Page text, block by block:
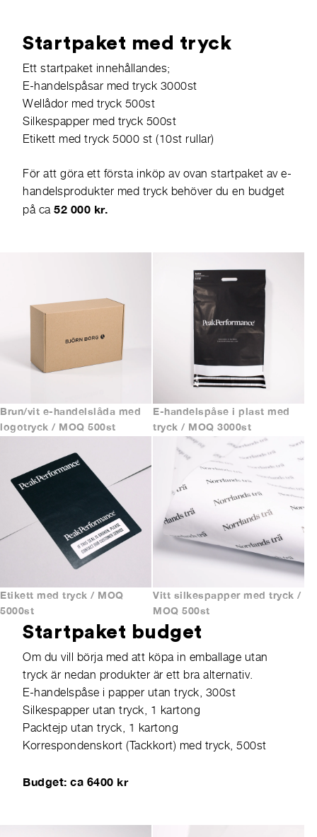
Startpaket med tryck
Ett startpaket innehållandes;
E-handelspåsar med tryck 3000st
Wellådor med tryck 500st
Silkespapper med tryck 500st
Etikett med tryck 5000 st (10st rullar)
För att göra ett första inköp av ovan startpaket av e-
handelsprodukter med tryck behöver du en budget
på ca 52 000 kr.
Brun/vit e-handelslåda med
logotryck / MOQ 500st
E-handelspåse i plast med
tryck / MOQ 3000st
Etikett med tryck / MOQ
5000st
Vitt silkespapper med tryck /
MOQ 500st
Startpaket budget
Om du vill börja med att köpa in emballage utan
tryck är nedan produkter är ett bra alternativ.
E-handelspåse i papper utan tryck, 300st
Silkespapper utan tryck, 1 kartong
Packtejp utan tryck, 1 kartong
Korrespondenskort (Tackkort) med tryck, 500st
Budget: ca 6400 kr